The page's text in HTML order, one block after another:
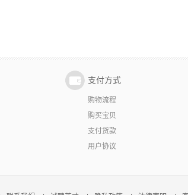
支付方式
购物流程
购买宝贝
支付货款
用户协议